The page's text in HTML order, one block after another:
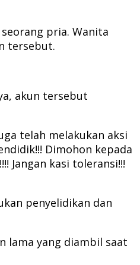
pria. Wanita
tersebut.
akun tersebut
telah melakukan aksi
Dimohon kepada
Jangan kasi toleransi!!!
penyelidikan dan
lama yang diambil saat